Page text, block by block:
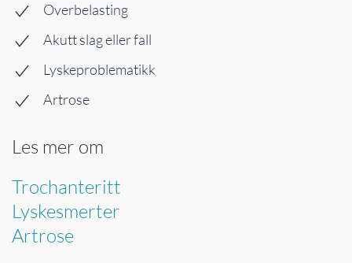
Overbelasting
Akutt slag eller fall
Lyskeproblematikk
Artrose
Les mer om
Trochanteritt
Lyskesmerter
Artrose